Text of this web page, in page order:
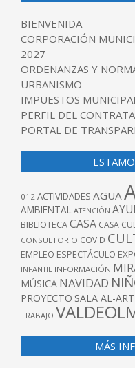
BIENVENIDA
CORPORACIÓN
2027
ORDENANZAS Y
URBANISMO
IMPUESTOS
PERFIL DEL
PORTAL DE
012 ACTIVIDADES AGUA
AMBIENTAL ATENCIÓN
BIBLIOTECACASA CASA
CONSULTORIO COVID
EMPLEO ESPECTÁCULO
INFANTIL INFORMACIÓN
MÚSICA NAVIDAD
PROYECTO SALA AL-
TRABAJO
MÁS